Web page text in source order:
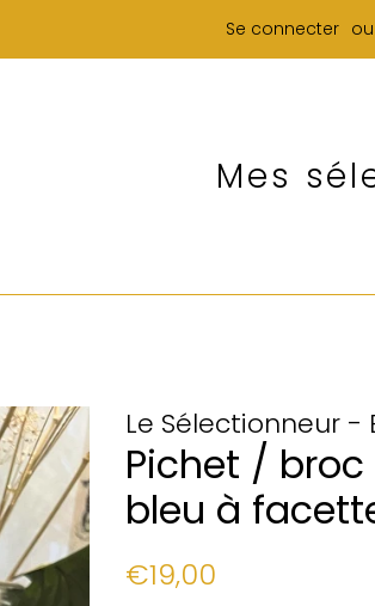
Se connecter ou
Mes
Le Sélectionneur
Pichet /
bleu à
Prix
€19,00